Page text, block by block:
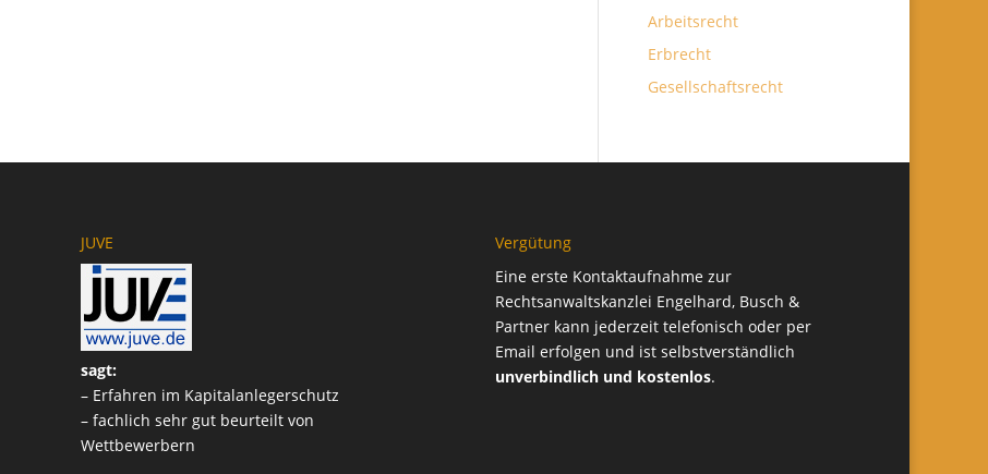
Arbeitsrecht
Erbrecht
Gesellschaftsrecht
JUVE
sagt:
– Erfahren im Kapitalanlegerschutz
– fachlich sehr gut beurteilt von
Wettbewerbern
Vergütung
Eine erste Kontaktaufnahme zur
Rechtsanwaltskanzlei Engelhard, Busch &
Partner kann jederzeit telefonisch oder per
Email erfolgen und ist selbstverständlich
unverbindlich und kostenlos.